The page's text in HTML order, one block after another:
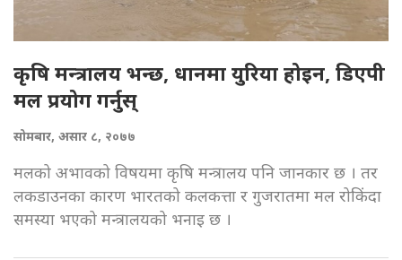
कृषि मन्त्रालय भन्छ, धानमा युरिया होइन, डिएपी
मल प्रयोग गर्नुस्
सोमबार, असार ८, २०७७
मलको अभावको विषयमा कृषि मन्त्रालय पनि जानकार छ । तर
लकडाउनका कारण भारतको कलकत्ता र गुजरातमा मल रोकिंदा
समस्या भएको मन्त्रालयको भनाइ छ ।